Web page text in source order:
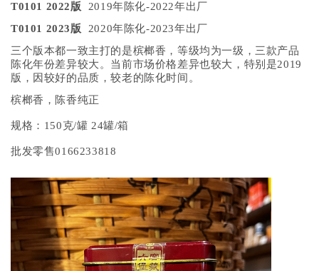
T0101 2022版
2019年陈化-2022年出厂
T0101 2023版
2020年陈化-2023年出厂
三个版本都一致主打的是槟榔香，等级均为一级，三款产品
陈化年份差异较大。当前市场价格差异也较大，特别是2019
版，因较好的品质，较老的陈化时间。
槟榔香，陈香纯正
规格：150克/罐 24罐/箱
批发零售0166233818